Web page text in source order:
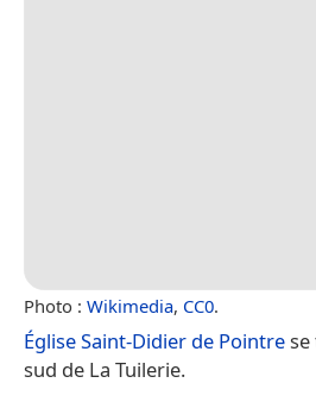
Photo : Wikimedia, CC0.
Église Saint-Didier de Pointre
sud de La Tuilerie.